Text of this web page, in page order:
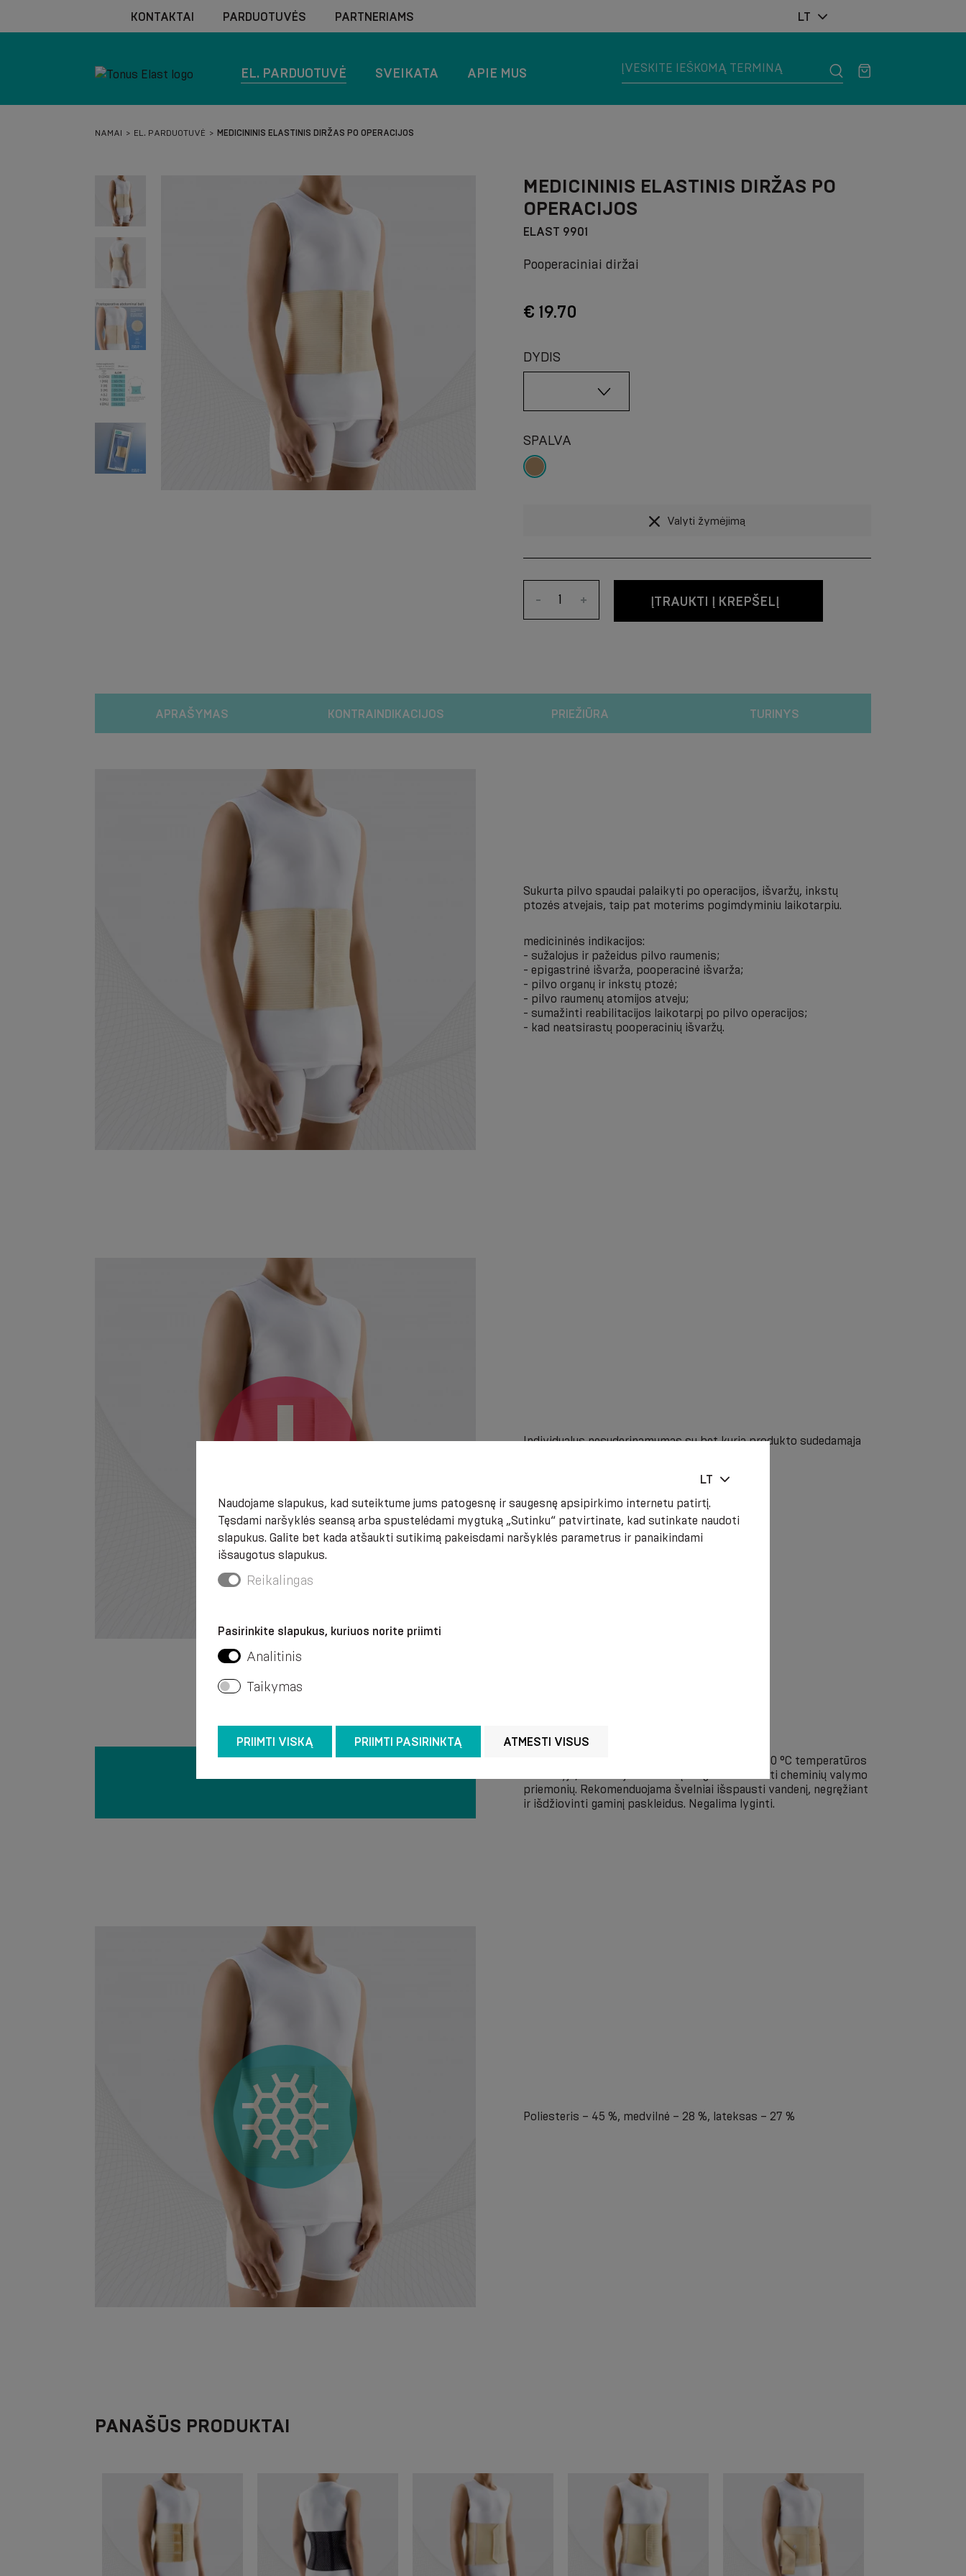
KONTAKTAI PARDUOTUVĖS PARTNERIAMS LT
EL. PARDUOTUVĖ SVEIKATA APIE MUS
NAMAI EL. PARDUOTUVĖ MEDICININIS ELASTINIS DIRŽAS PO OPERACIJOS
MEDICININIS ELASTINIS DIRŽAS PO
OPERACIJOS
ELAST 9901
Pooperaciniai diržai
€ 19.70
DYDIS
SPALVA
Valyti žymėjimą
- + ĮTRAUKTI Į KREPŠELĮ
APRAŠYMAS KONTRAINDIKACIJOS PRIEŽIŪRA TURINYS
Sukurta pilvo spaudai palaikyti po operacijos, išvaržų, inkstų
ptozės atvejais, taip pat moterims pogimdyminiu laikotarpiu.
medicininės indikacijos:
- sužalojus ir pažeidus pilvo raumenis;
- epigastrinė išvarža, pooperacinė išvarža;
- pilvo organų ir inkstų ptozė;
- pilvo raumenų atomijos atveju;
- sumažinti reabilitacijos laikotarpį po pilvo operacijos;
- kad neatsirastų pooperacinių išvaržų.
Individualus nesuderinamumas su bet kuria produkto sudedamąja
Rekomenduojame skalbti rankomis su muilu + 40 °C temperatūros
vandenyje, nenaudojant baliklių. Negalima naudoti cheminių valymo
priemonių. Rekomenduojama švelniai išspausti vandenį, negręžiant
ir išdžiovinti gaminį paskleidus. Negalima lyginti.
Poliesteris – 45 %, medvilnė – 28 %, lateksas – 27 %
PANAŠŪS PRODUKTAI
LT
Naudojame slapukus, kad suteiktume jums patogesnę ir saugesnę apsipirkimo internetu patirtį.
Tęsdami naršyklės seansą arba spustelėdami mygtuką „Sutinku“ patvirtinate, kad sutinkate naudoti
slapukus. Galite bet kada atšaukti sutikimą pakeisdami naršyklės parametrus ir panaikindami
išsaugotus slapukus.
Reikalingas
Pasirinkite slapukus, kuriuos norite priimti
Analitinis
Taikymas
PRIIMTI VISKĄ PRIIMTI PASIRINKTĄ ATMESTI VISUS